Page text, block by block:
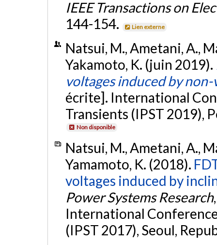
IEEE Transactions on
144-154.
Lien externe
Natsui, M., Ametani, A.,
Yakamoto, K. (juin 2019).
voltages induced by
écrite]. International
Transients (IPST 2019),
Non disponible
Natsui, M., Ametani, A.,
Yamamoto, K. (2018).
voltages induced by
Power Systems Research
International
(IPST 2017), Seoul,